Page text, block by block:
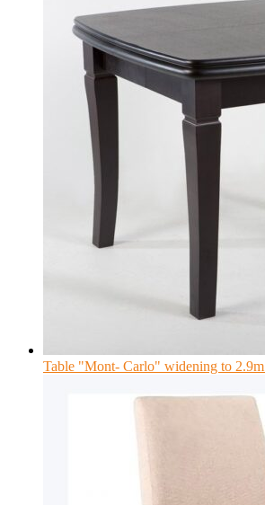
Table "Mont- Carlo" widening to 2.9m